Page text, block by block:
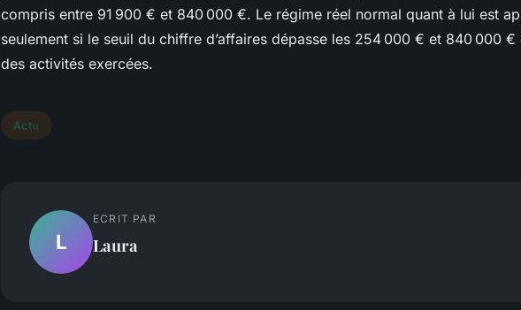
compris entre 91 900 € et 840 000 €. Le régime réel normal quant à lui est
seulement si le seuil du chiffre d’affaires dépasse les 254 000 € et 840 000
des activités exercées.
Actu
L
ECRIT PAR
Laura